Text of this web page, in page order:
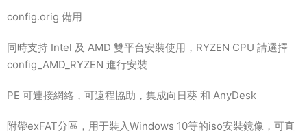
config.orig 備用
同時支持 Intel 及 AMD 雙平台安裝使用，RYZEN CPU 請選擇
config_AMD_RYZEN 進行安裝
PE 可連接網絡，可遠程協助，集成向日葵 和 AnyDesk
附帶exFAT分區，用于裝入Windows 10等的iso安裝鏡像，可直